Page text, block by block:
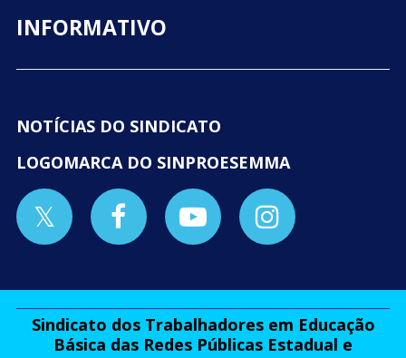
INFORMATIVO
NOTÍCIAS DO SINDICATO
LOGOMARCA DO SINPROESEMMA
Sindicato dos Trabalhadores em Educação
Básica das Redes Públicas Estadual e